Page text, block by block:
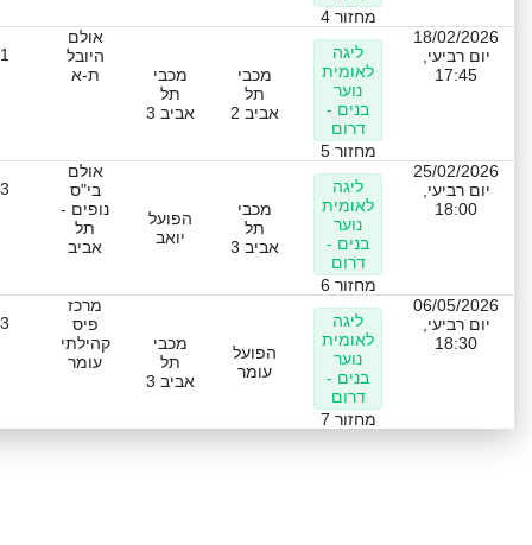
מחזור 4
18/02/2026
יום רביעי,
17:45
ליגה
לאומית
נוער
בנים -
דרום
מחזור 5
מכבי
תל
אביב 2
מכבי
תל
אביב 3
אולם
היובל
ת-א
25/02/2026
יום רביעי,
18:00
ליגה
לאומית
נוער
בנים -
דרום
מחזור 6
מכבי
תל
אביב 3
הפועל
יואב
אולם
בי"ס
נופים -
תל
אביב
06/05/2026
יום רביעי,
18:30
ליגה
לאומית
נוער
בנים -
דרום
מחזור 7
הפועל
עומר
מכבי
תל
אביב 3
מרכז
פיס
קהילתי
עומר